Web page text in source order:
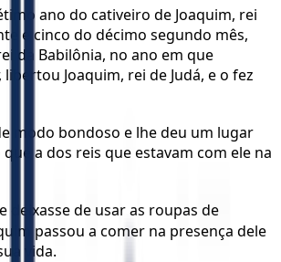
ano do cativeiro de Joaquim, rei
e cinco do décimo segundo mês,
da Babilônia, no ano em que
libertou Joaquim, rei de Judá, e o fez
modo bondoso e lhe deu um lugar
a dos reis que estavam com ele na
deixasse de usar as roupas de
passou a comer na presença dele
vida.